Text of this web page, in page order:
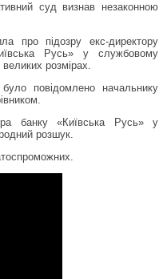
суд визнав незаконною
про підозру екс-директору
Русь» у службовому
розмірах.
повідомлено начальнику
банку «Київська Русь» у
розшук.